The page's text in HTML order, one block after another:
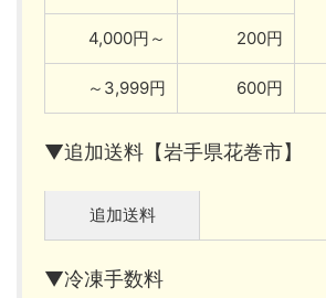
4,000円～
200円
～3,999円 600円
▼追加送料【岩手県花巻市】
追加送料
▼冷凍手数料